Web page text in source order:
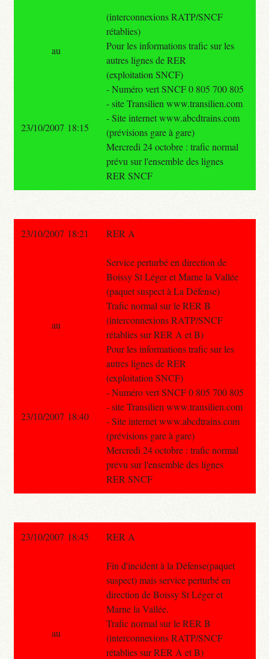
(interconnexions RATP/SNCF
rétablies)
Pour les informations trafic sur les
autres lignes de RER
(exploitation SNCF)
- Numéro vert SNCF 0 805 700 805
- site Transilien www.transilien.com
- Site internet www.abcdtrains.com
(prévisions gare à gare)
Mercredi 24 octobre : trafic normal
prévu sur l'ensemble des lignes
RER SNCF
au
23/10/2007 18:15
23/10/2007 18:21 RER A
Service perturbé en direction de
Boissy St Léger et Marne la Vallée
(paquet suspect à La Défense)
Trafic normal sur le RER B
(interconnexions RATP/SNCF
rétablies sur RER A et B)
Pour les informations trafic sur les
autres lignes de RER
(exploitation SNCF)
- Numéro vert SNCF 0 805 700 805
- site Transilien www.transilien.com
- Site internet www.abcdtrains.com
(prévisions gare à gare)
Mercredi 24 octobre : trafic normal
prévu sur l'ensemble des lignes
RER SNCF
au
23/10/2007 18:40
23/10/2007 18:45 RER A
Fin d'incident à la Défense(paquet
suspect) mais service perturbé en
direction de Boissy St Léger et
Marne la Vallée.
Trafic normal sur le RER B
(interconnexions RATP/SNCF
rétablies sur RER A et B)
au